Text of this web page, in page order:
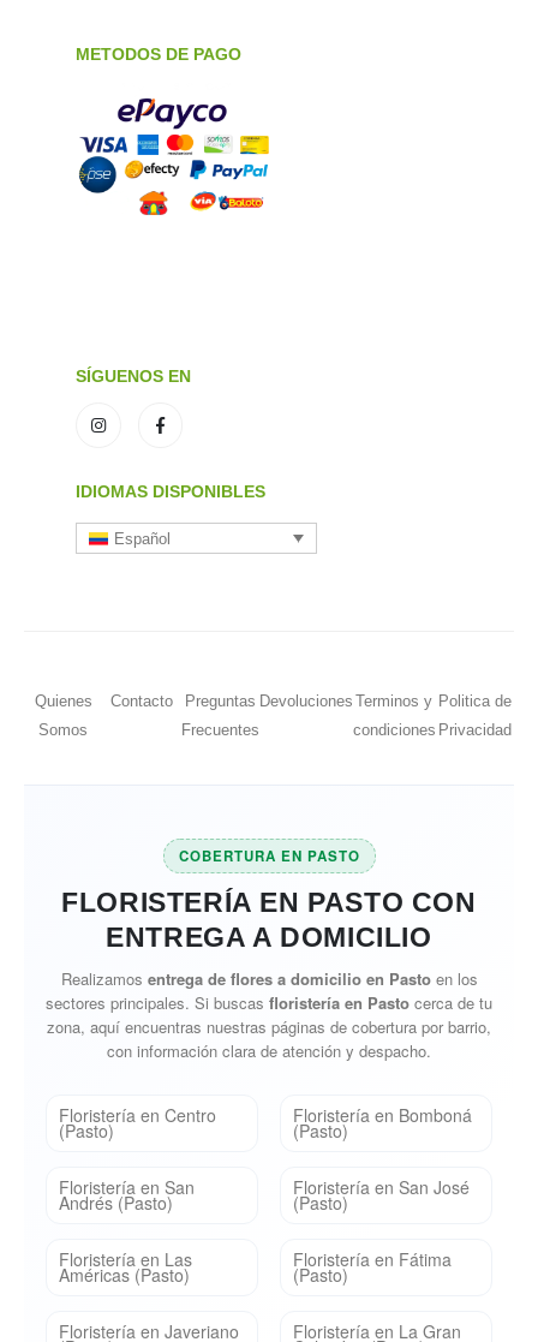
METODOS DE PAGO
SÍGUENOS EN
IDIOMAS DISPONIBLES
Español
Quienes
Somos
Contacto
Preguntas
Frecuentes
Devoluciones Terminos y
condiciones
Politica de
Privacidad
COBERTURA EN PASTO
FLORISTERÍA EN PASTO CON
ENTREGA A DOMICILIO
Realizamos entrega de flores a domicilio en Pastoen los
sectores principales. Si buscas floristería en Pasto cerca de tu
zona, aquí encuentras nuestras páginas de cobertura por barrio,
con información clara de atención y despacho.
Floristería en Centro
(Pasto)
Floristería en Bomboná
(Pasto)
Floristería en San
Andrés (Pasto)
Floristería en San José
(Pasto)
Floristería en Las
Américas (Pasto)
Floristería en Fátima
(Pasto)
Floristería en Javeriano Floristería en La Gran